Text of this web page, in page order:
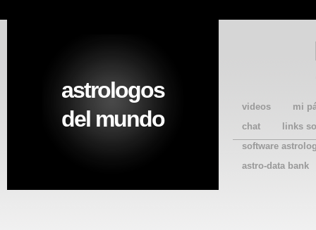
videos
mi
chat
links
software
astro-data bank
astrologos
del mundo